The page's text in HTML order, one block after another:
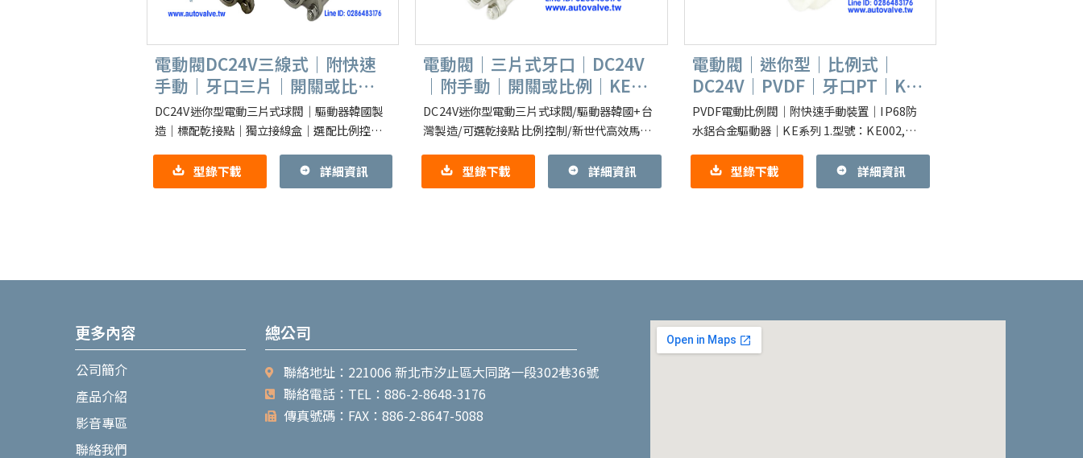
電動閥DC24V三線式｜附快速
手動｜牙口三片｜開關或比例
｜KE迷你型
DC24V迷你型電動三片式球閥｜驅動器韓國製
造｜標配乾接點｜獨立接線盒｜選配比例控制
KE002-SMC
型錄下載 詳細資訊
電動閥｜三片式牙口｜DC24V
｜附手動｜開關或比例｜KE迷
你型
DC24V迷你型電動三片式球閥/驅動器韓國+台
灣製造/可選乾接點 比例控制/新世代高效馬達
KE002-S型錄下載 詳細資訊
電動閥｜迷你型｜比例式｜
DC24V｜PVDF｜牙口PT｜KE
系列
PVDF電動比例閥｜附快速手動裝置｜IP68防
水鋁合金驅動器｜KE系列 1.型號：KE002,
型錄下載
詳細資訊
更多內容
公司簡介
產品介紹
影音專區
聯絡我們
總公司
聯絡地址：221006 新北市汐止區大同路一段302巷36號
聯絡電話：TEL：886-2-8648-3176
傳真號碼：FAX：886-2-8647-5088